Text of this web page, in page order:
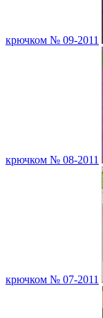
крючком № 09-2011
крючком № 08-2011
крючком № 07-2011